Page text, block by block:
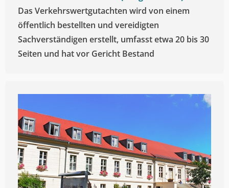
Das Verkehrswertgutachten wird von einem
öffentlich bestellten und vereidigten
Sachverständigen erstellt, umfasst etwa 20 bis 30
Seiten und hat vor Gericht Bestand